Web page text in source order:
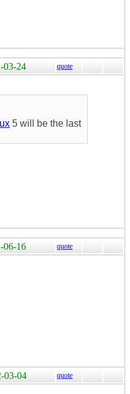
03-24 quote
5 will be the last
06-16 quote
03-04 quote